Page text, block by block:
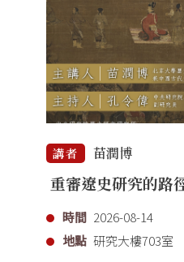
講者 苗潤博
重審遼史研究的路
時間 2026-08-14
地點 研究大樓703室